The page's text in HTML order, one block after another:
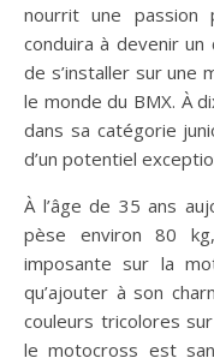
nourrit une
conduira à devenir un
de s’installer sur une
le monde du BMX. À
dans sa catégorie
d’un potentiel
À l’âge de 35 ans
pèse environ 80
imposante sur la
qu’ajouter à son
couleurs tricolores
le motocross est